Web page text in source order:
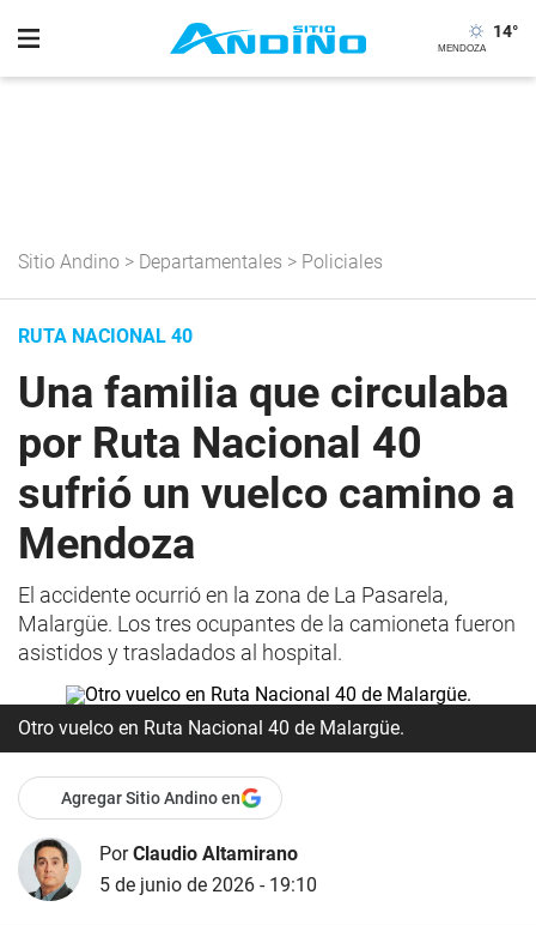
14°
Sitio Andino > Departamentales > Policiales
RUTA NACIONAL 40
Una familia que circulaba
por Ruta Nacional 40
sufrió un vuelco camino a
Mendoza
El accidente ocurrió en la zona de La Pasarela,
Malargüe. Los tres ocupantes de la camioneta fueron
asistidos y trasladados al hospital.
Otro vuelco en Ruta Nacional 40 de Malargüe.
Agregar Sitio Andino en
PorClaudio Altamirano
5 de junio de 2026 - 19:10